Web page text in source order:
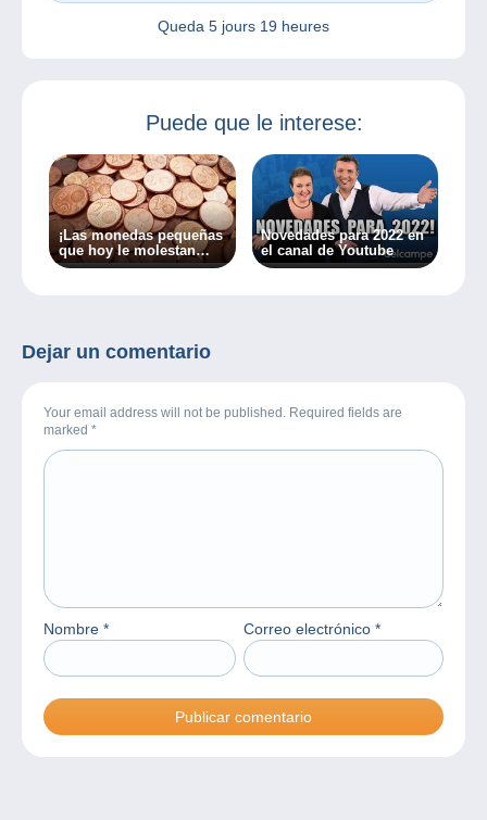
Queda 5 jours 19 heures
Puede que le interese:
¡Las monedas pequeñas
que hoy le molestan
pronto podrían ser una
Novedades para 2022 en
el canal de Youtube
Dejar un comentario
Your email address will not be published. Required fields are
marked *
Nombre * Correo electrónico *